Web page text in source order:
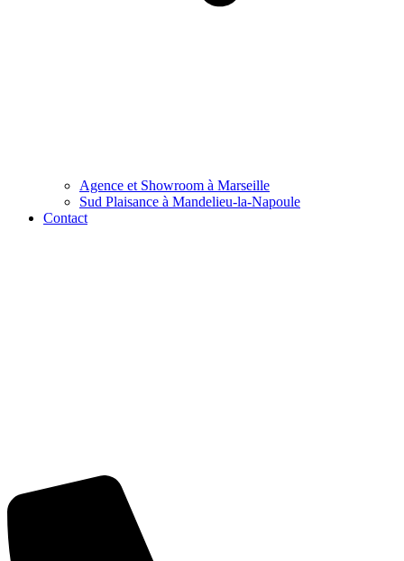
Agence et Showroom à Marseille
Sud Plaisance à Mandelieu-la-Napoule
Contact